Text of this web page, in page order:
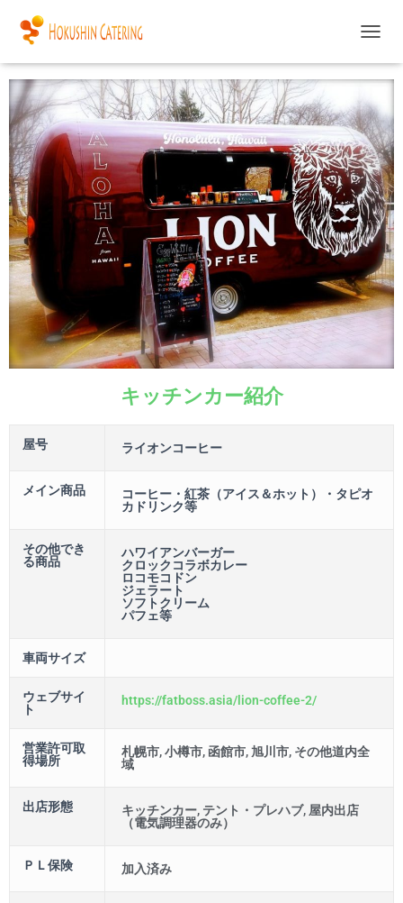
ビ
ゲ
シ
ョ
ン
を
切
り
替
え
ライオンコーヒー
キッチンカー紹介
屋号 ライオンコーヒー
メイン商品
コーヒー・紅茶（アイス＆ホット）・タピオ
カドリンク等
その他でき
る商品
ハワイアンバーガー
クロックコラボカレー
ロコモコドン
ジェラート
ソフトクリーム
パフェ等
車両サイズ
ウェブサイ
ト
https://fatboss.asia/lion-coffee-2/
営業許可取
得場所
札幌市, 小樽市, 函館市, 旭川市, その他道内全
域
出店形態
キッチンカー, テント・プレハブ, 屋内出店
（電気調理器のみ）
ＰＬ保険 加入済み